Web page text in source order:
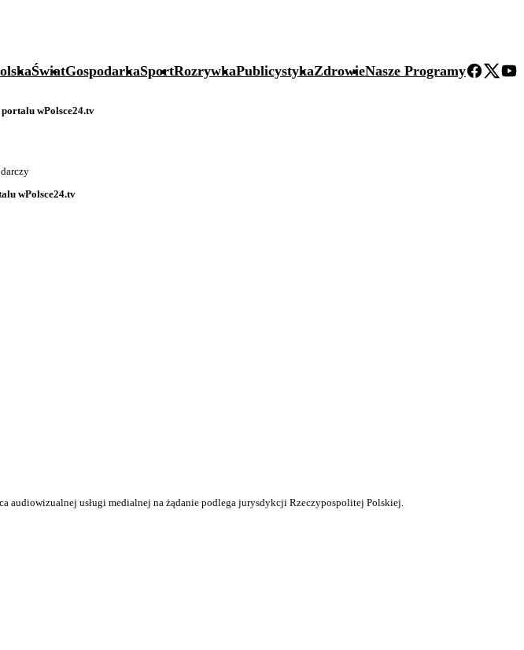
ŚwiatGospodarkaSportRozrywkaPublicystykaZdrowieNasze Programy
wPolsce24.tv
wPolsce24.tv
audiowizualnej usługi medialnej na żądanie podlega jurysdykcji Rzeczypospolitej Polskiej.